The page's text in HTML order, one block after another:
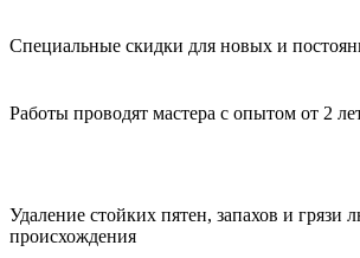
Специальные скидки для новых и
Работы проводят мастера с опытом от 2
Удаление стойких пятен, запахов и грязи
происхождения